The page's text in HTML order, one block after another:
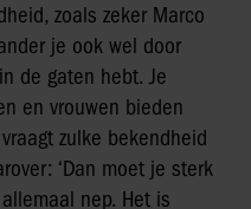
zoals zeker Marco
je ook wel door
de gaten hebt. Je
en vrouwen bieden
vraagt zulke bekendheid
‘Dan moet je sterk
nep. Het is